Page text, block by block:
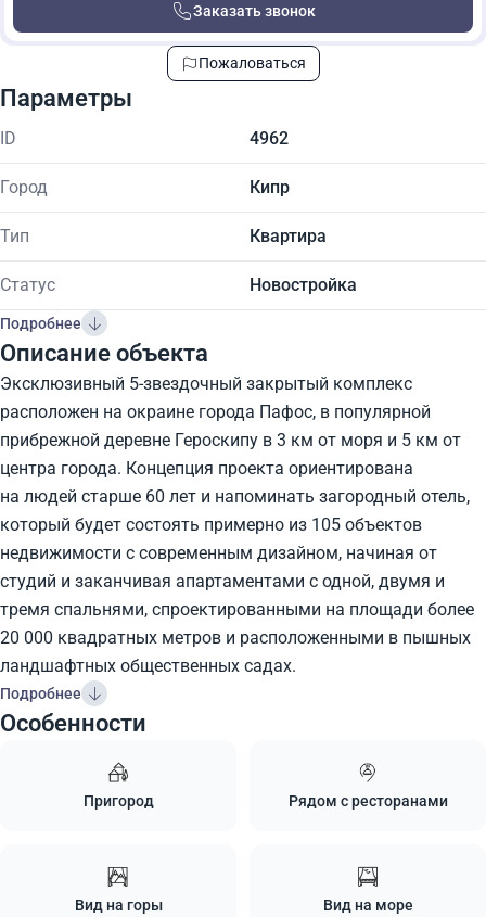
Заказать звонок
Пожаловаться
Параметры
ID 4962
Город Кипр
Тип Квартира
Статус Новостройка
Подробнее
Описание объекта
Эксклюзивный 5-звездочный закрытый комплекс
расположен на окраине города Пафос, в популярной
прибрежной деревне Героскипу в 3 км от моря и 5 км от
центра города. Концепция проекта ориентирована
на людей старше 60 лет и напоминать загородный отель,
который будет состоять примерно из 105 объектов
недвижимости с современным дизайном, начиная от
студий и заканчивая апартаментами с одной, двумя и
тремя спальнями, спроектированными на площади более
20 000 квадратных метров и расположенными в пышных
ландшафтных общественных садах.
Подробнее
Особенности
Пригород Рядом с ресторанами
Вид на горы Вид на море